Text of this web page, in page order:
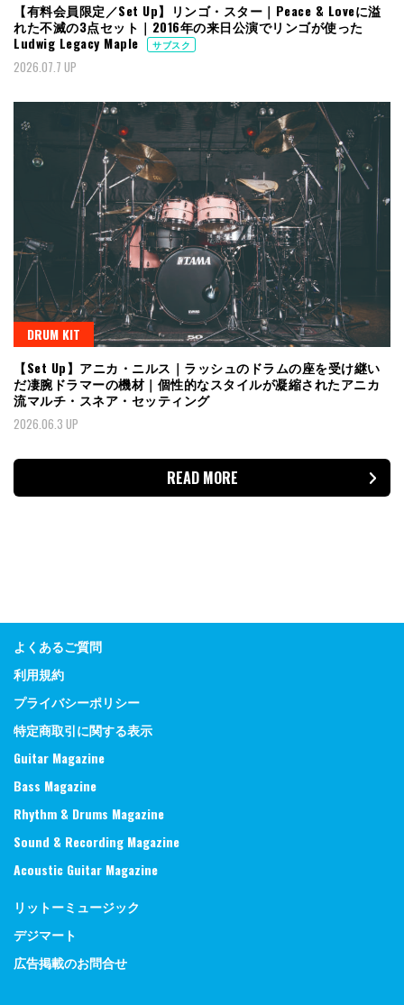
【有料会員限定／Set Up】リンゴ・スター｜Peace & Loveに溢
れた不滅の3点セット｜2016年の来日公演でリンゴが使った
Ludwig Legacy Maple
サブスク
2026.07.7 UP
DRUM KIT
【Set Up】アニカ・ニルス｜ラッシュのドラムの座を受け継い
だ凄腕ドラマーの機材｜個性的なスタイルが凝縮されたアニカ
流マルチ・スネア・セッティング
2026.06.3 UP
READ MORE
よくあるご質問
利用規約
プライバシーポリシー
特定商取引に関する表示
Guitar Magazine
Bass Magazine
Rhythm & Drums Magazine
Sound & Recording Magazine
Acoustic Guitar Magazine
リットーミュージック
デジマート
広告掲載のお問合せ